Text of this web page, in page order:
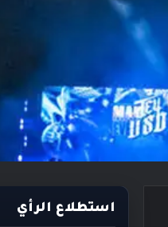
استطلاع الرأي